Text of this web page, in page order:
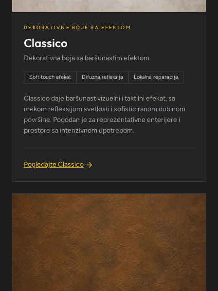
DEKORATIVNE BOJE SA EFEKTOM
Classico
Dekorativna boja sa baršunastim efektom
Soft touch efekat Difuzna refleksija Lokalna reparacija
Classico daje baršunast vizuelni i taktilni efekat, sa
mekom refleksijom svetlosti i sofisticiranom dubinom
površine. Pogodan je za reprezentativne enterijere i
prostore sa intenzivnom upotrebom.
Pogledajte Classico